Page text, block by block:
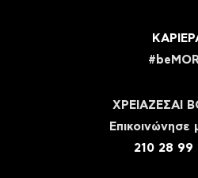
ΧΡΕΙΑΖΕΣΑΙ
Eπικοινώνησε
210 28 99